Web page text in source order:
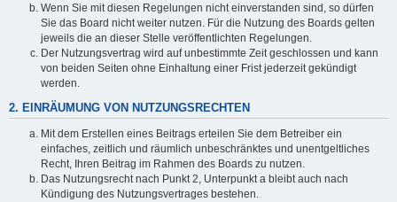
Wenn Sie mit diesen Regelungen nicht einverstanden sind, so dürfen
Sie das Board nicht weiter nutzen. Für die Nutzung des Boards gelten
jeweils die an dieser Stelle veröffentlichten Regelungen.
Der Nutzungsvertrag wird auf unbestimmte Zeit geschlossen und kann
von beiden Seiten ohne Einhaltung einer Frist jederzeit gekündigt
werden.
2. EINRÄUMUNG VON NUTZUNGSRECHTEN
Mit dem Erstellen eines Beitrags erteilen Sie dem Betreiber ein
einfaches, zeitlich und räumlich unbeschränktes und unentgeltliches
Recht, Ihren Beitrag im Rahmen des Boards zu nutzen.
Das Nutzungsrecht nach Punkt 2, Unterpunkt a bleibt auch nach
Kündigung des Nutzungsvertrages bestehen.